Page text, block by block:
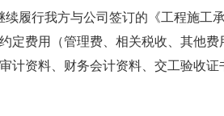
续履行我方与公司签订的《工程施工
定费用（管理费、相关税收、其他
计资料、财务会计资料、交工验收